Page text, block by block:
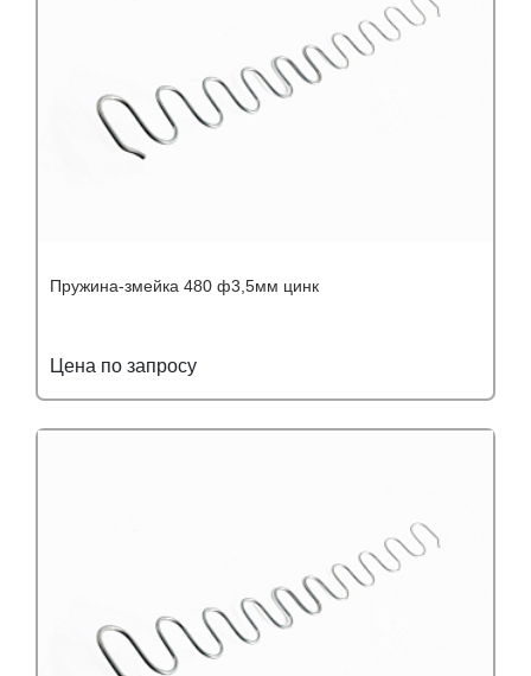
Пружина-змейка 480 ф3,5мм цинк
Цена по запросу